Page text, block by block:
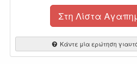
Στη Λίστα
Κάντε μία ερώτηση